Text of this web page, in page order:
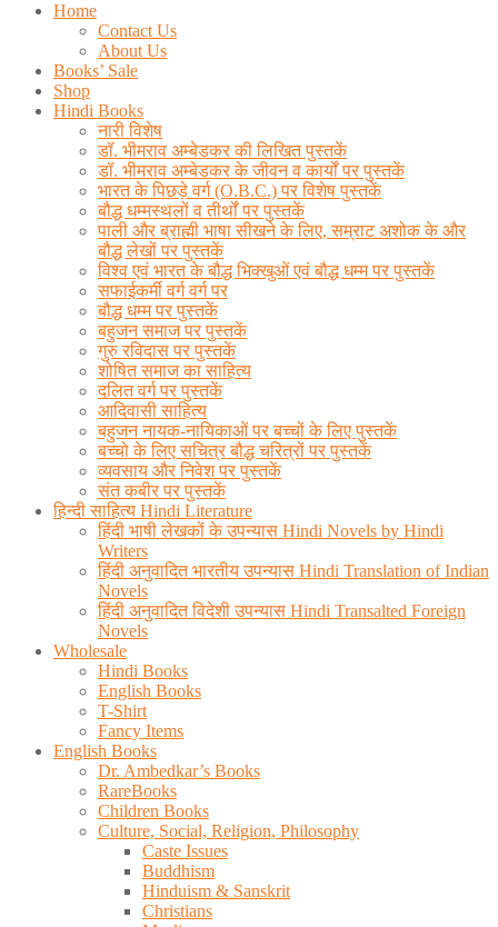
Home
Contact Us
About Us
Books’ Sale
Shop
Hindi Books
नारी विशेष
डॉ. भीमराव अम्बेडकर की लिखित पुस्तकें
डॉ. भीमराव अम्बेडकर के जीवन व कार्यों पर पुस्तकें
भारत के पिछड़े वर्ग (O.B.C.) पर विशेष पुस्तकें
बौद्ध धम्मस्थलों व तीर्थों पर पुस्तकें
पाली और ब्राह्मी भाषा सीखने के लिए, सम्राट अशोक के और
बौद्ध लेखों पर पुस्तकें
विश्व एवं भारत के बौद्ध भिक्खुओं एवं बौद्ध धम्म पर पुस्तकें
सफाईकर्मी वर्ग वर्ग पर
बौद्ध धम्म पर पुस्तकें
बहुजन समाज पर पुस्तकें
गुरु रविदास पर पुस्तकें
शोषित समाज का साहित्य
दलित वर्ग पर पुस्तकें
आदिवासी साहित्य
बहुजन नायक-नायिकाओं पर बच्चों के लिए पुस्तकें
बच्चो के लिए सचित्र बौद्ध चरित्रों पर पुस्तकें
व्यवसाय और निवेश पर पुस्तकें
संत कबीर पर पुस्तकें
हिन्दी साहित्य Hindi Literature
हिंदी भाषी लेखकों के उपन्यास Hindi Novels by Hindi
Writers
हिंदी अनुवादित भारतीय उपन्यास Hindi Translation of Indian
Novels
हिंदी अनुवादित विदेशी उपन्यास Hindi Transalted Foreign
Novels
Wholesale
Hindi Books
English Books
T-Shirt
Fancy Items
English Books
Dr. Ambedkar’s Books
RareBooks
Children Books
Culture, Social, Religion, Philosophy
Caste Issues
Buddhism
Hinduism & Sanskrit
Christians